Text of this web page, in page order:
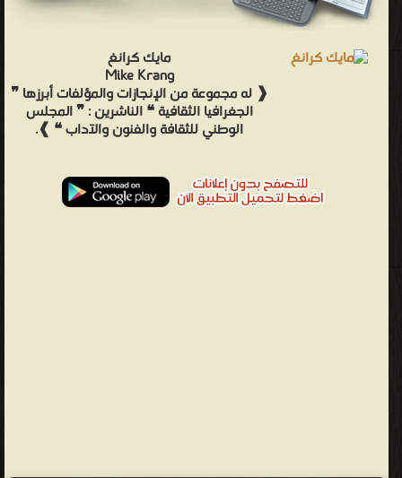
مايك كرانغ
Mike Krang
❰ له مجموعة من الإنجازات والمؤلفات أبرزها ❞
الجغرافيا الثقافية ❝ الناشرين : ❞ المجلس
الوطني للثقافة والفنون والآداب ❝ ❱.